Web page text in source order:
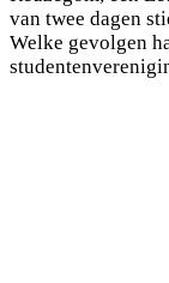
van twee dagen
Welke gevolgen